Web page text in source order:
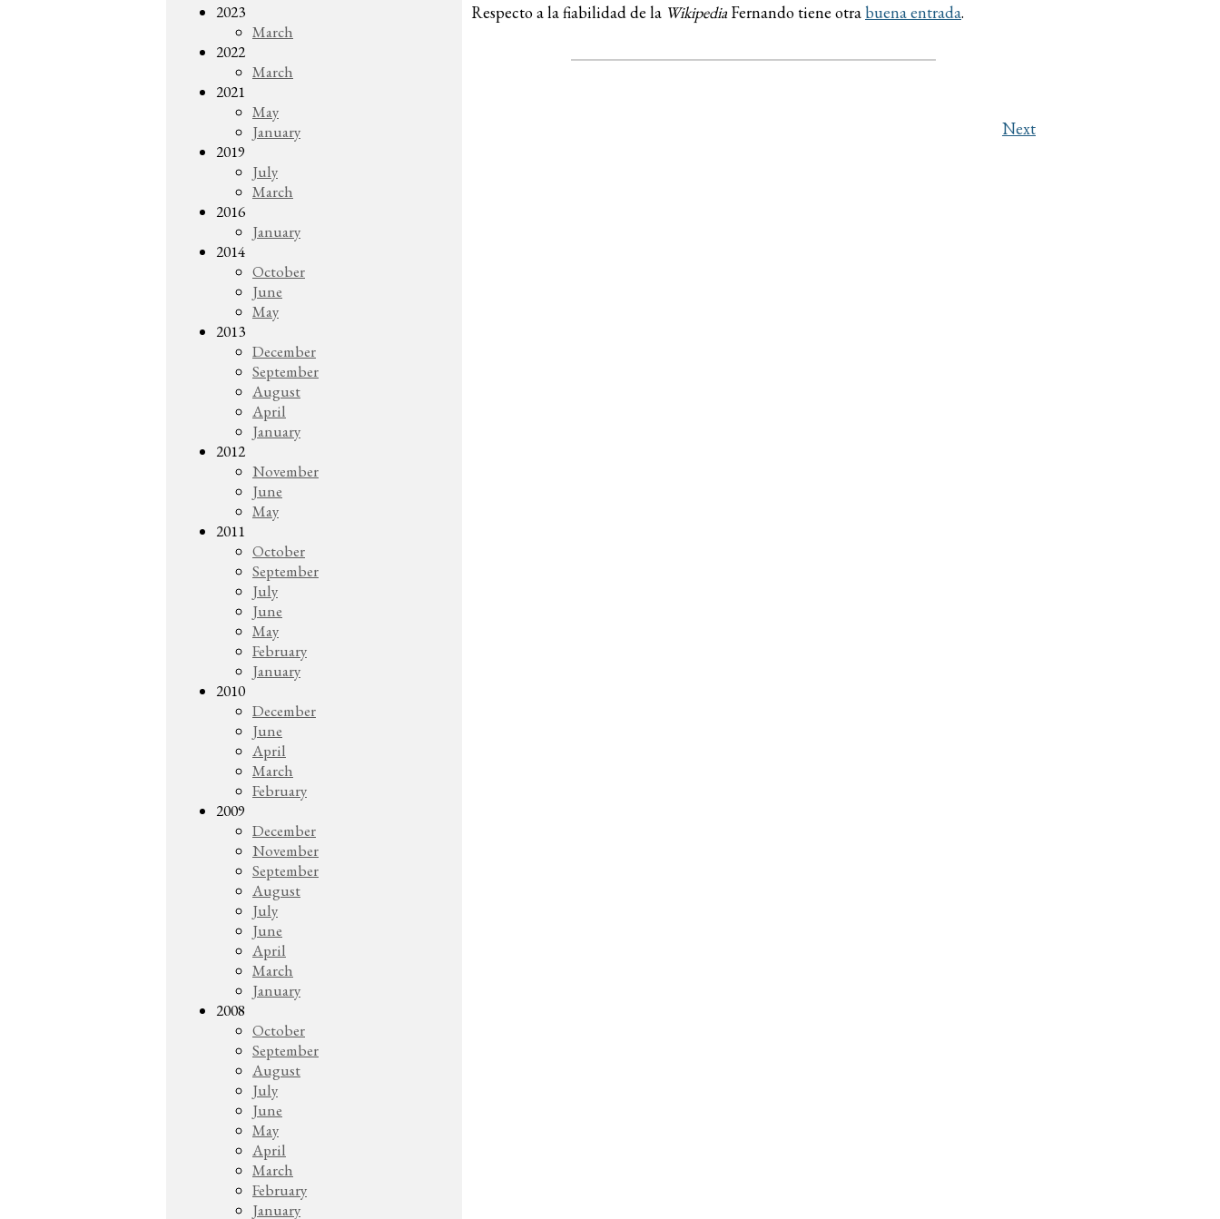
2023
March
2022
March
2021
May
January
2019
July
March
2016
January
2014
October
June
May
2013
December
September
August
April
January
2012
November
June
May
2011
October
September
July
June
May
February
January
2010
December
June
April
March
February
2009
December
November
September
August
July
June
April
March
January
2008
October
September
August
July
June
May
April
March
February
January
Respecto a la fiabilidad de la WikipediaFernando tiene otrabuena entrada.
Next